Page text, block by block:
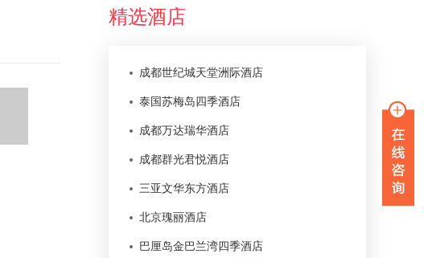
精选酒店
成都世纪城天堂洲际酒店
泰国苏梅岛四季酒店
成都万达瑞华酒店
成都群光君悦酒店
三亚文华东方酒店
北京瑰丽酒店
巴厘岛金巴兰湾四季酒店